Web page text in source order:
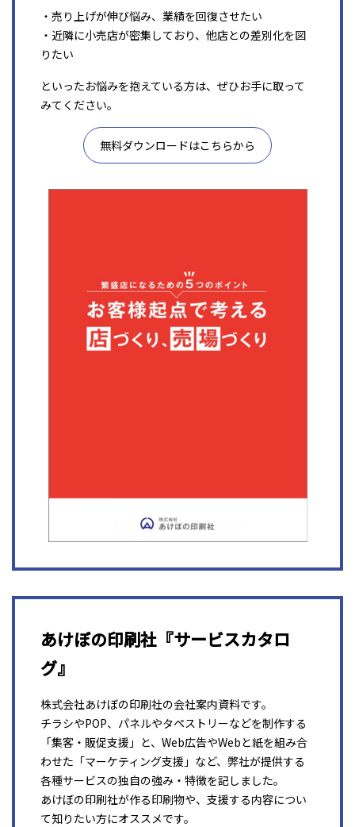
・売り上げが伸び悩み、業績を回復させたい
・近隣に小売店が密集しており、他店との差別化を図
りたい
といったお悩みを抱えている方は、ぜひお手に取って
みてください。
無料ダウンロードはこちらから
あけぼの印刷社『サービスカタロ
グ』
株式会社あけぼの印刷社の会社案内資料です。
チラシやPOP、パネルやタペストリーなどを制作する
「集客・販促支援」と、Web広告やWebと紙を組み合
わせた「マーケティング支援」など、弊社が提供する
各種サービスの独自の強み・特徴を記しました。
あけぼの印刷社が作る印刷物や、支援する内容につい
て知りたい方にオススメです。